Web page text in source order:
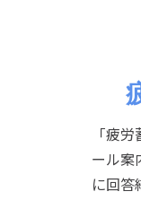
「疲
ール案
に回答